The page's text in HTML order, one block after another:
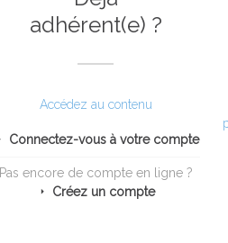
adhérent(e) ?
Accédez au contenu
Connectez-vous à votre compte
Pas encore de compte en ligne ?
Créez un compte